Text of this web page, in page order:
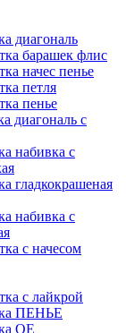
диагональ
барашек флис
начес пенье
петля
пенье
диагональ с
набивка с
гладкокрашеная
набивка с
с начесом
с лайкрой
ПЕНЬЕ
ОЕ